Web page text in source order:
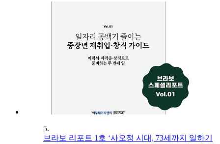
5.
브라보 리포트 1호 ‘사오정 시대, 73세까지 일하기